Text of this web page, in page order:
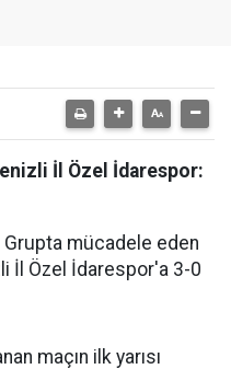
İl Özel İdarespor:
mücadele eden
İl Özel İdarespor'a 3-0
maçın ilk yarısı